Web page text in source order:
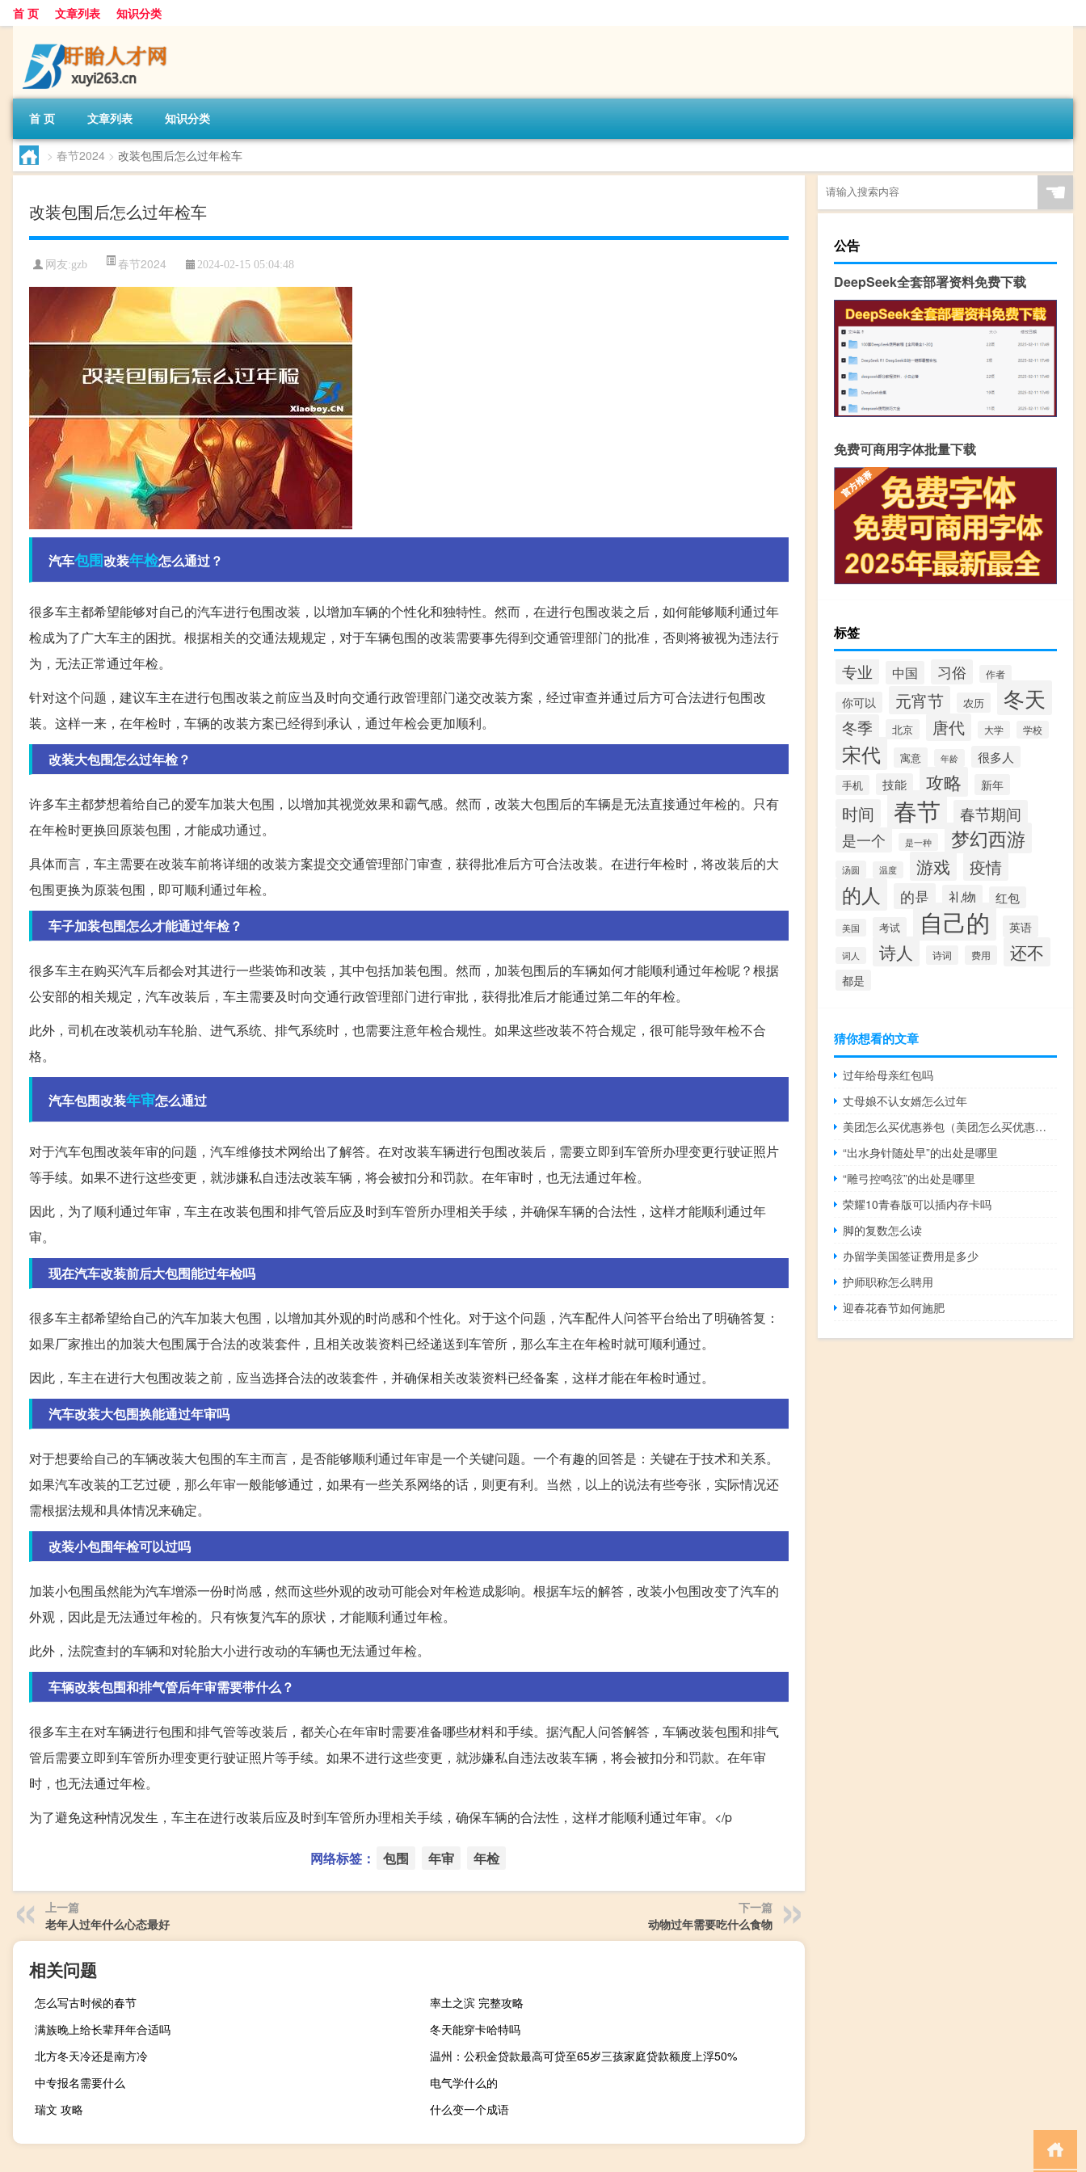
首 页 文章列表 知识分类
首 页 文章列表 知识分类
> 春节2024 > 改装包围后怎么过年检车
改装包围后怎么过年检车
网友:gzb 春节2024 2024-02-15 05:04:48
汽车包围改装年检怎么通过？
很多车主都希望能够对自己的汽车进行包围改装，以增加车辆的个性化和独特性。然而，在进行包围改装之后，如何能够顺利通过年
检成为了广大车主的困扰。根据相关的交通法规规定，对于车辆包围的改装需要事先得到交通管理部门的批准，否则将被视为违法行
为，无法正常通过年检。
针对这个问题，建议车主在进行包围改装之前应当及时向交通行政管理部门递交改装方案，经过审查并通过后方可合法进行包围改
装。这样一来，在年检时，车辆的改装方案已经得到承认，通过年检会更加顺利。
改装大包围怎么过年检？
许多车主都梦想着给自己的爱车加装大包围，以增加其视觉效果和霸气感。然而，改装大包围后的车辆是无法直接通过年检的。只有
在年检时更换回原装包围，才能成功通过。
具体而言，车主需要在改装车前将详细的改装方案提交交通管理部门审查，获得批准后方可合法改装。在进行年检时，将改装后的大
包围更换为原装包围，即可顺利通过年检。
车子加装包围怎么才能通过年检？
很多车主在购买汽车后都会对其进行一些装饰和改装，其中包括加装包围。然而，加装包围后的车辆如何才能顺利通过年检呢？根据
公安部的相关规定，汽车改装后，车主需要及时向交通行政管理部门进行审批，获得批准后才能通过第二年的年检。
此外，司机在改装机动车轮胎、进气系统、排气系统时，也需要注意年检合规性。如果这些改装不符合规定，很可能导致年检不合
格。
汽车包围改装年审怎么通过
对于汽车包围改装年审的问题，汽车维修技术网给出了解答。在对改装车辆进行包围改装后，需要立即到车管所办理变更行驶证照片
等手续。如果不进行这些变更，就涉嫌私自违法改装车辆，将会被扣分和罚款。在年审时，也无法通过年检。
因此，为了顺利通过年审，车主在改装包围和排气管后应及时到车管所办理相关手续，并确保车辆的合法性，这样才能顺利通过年
审。
现在汽车改装前后大包围能过年检吗
很多车主都希望给自己的汽车加装大包围，以增加其外观的时尚感和个性化。对于这个问题，汽车配件人问答平台给出了明确答复：
如果厂家推出的加装大包围属于合法的改装套件，且相关改装资料已经递送到车管所，那么车主在年检时就可顺利通过。
因此，车主在进行大包围改装之前，应当选择合法的改装套件，并确保相关改装资料已经备案，这样才能在年检时通过。
汽车改装大包围换能通过年审吗
对于想要给自己的车辆改装大包围的车主而言，是否能够顺利通过年审是一个关键问题。一个有趣的回答是：关键在于技术和关系。
如果汽车改装的工艺过硬，那么年审一般能够通过，如果有一些关系网络的话，则更有利。当然，以上的说法有些夸张，实际情况还
需根据法规和具体情况来确定。
改装小包围年检可以过吗
加装小包围虽然能为汽车增添一份时尚感，然而这些外观的改动可能会对年检造成影响。根据车坛的解答，改装小包围改变了汽车的
外观，因此是无法通过年检的。只有恢复汽车的原状，才能顺利通过年检。
此外，法院查封的车辆和对轮胎大小进行改动的车辆也无法通过年检。
车辆改装包围和排气管后年审需要带什么？
很多车主在对车辆进行包围和排气管等改装后，都关心在年审时需要准备哪些材料和手续。据汽配人问答解答，车辆改装包围和排气
管后需要立即到车管所办理变更行驶证照片等手续。如果不进行这些变更，就涉嫌私自违法改装车辆，将会被扣分和罚款。在年审
时，也无法通过年检。
为了避免这种情况发生，车主在进行改装后应及时到车管所办理相关手续，确保车辆的合法性，这样才能顺利通过年审。</p
网络标签： 包围 年审 年检
上一篇
老年人过年什么心态最好
下一篇
动物过年需要吃什么食物
相关问题
怎么写古时候的春节
率土之滨 完整攻略
满族晚上给长辈拜年合适吗
冬天能穿卡哈特吗
北方冬天冷还是南方冷
温州：公积金贷款最高可贷至65岁三孩家庭贷款额度上浮50%
中专报名需要什么
电气学什么的
瑞文 攻略
什么变一个成语
☚
公告
DeepSeek全套部署资料免费下载
免费可商用字体批量下载
标签
专业 中国 习俗 作者
你可以 元宵节 农历 冬天
冬季 北京 唐代 大学 学校
宋代 寓意 年龄 很多人
手机 技能 攻略 新年
时间 春节 春节期间
是一个 是一种 梦幻西游
汤圆 温度 游戏 疫情
的人 的是 礼物 红包
美国 考试 自己的 英语
词人 诗人 诗词 费用 还不
都是
猜你想看的文章
过年给母亲红包吗
丈母娘不认女婿怎么过年
美团怎么买优惠券包（美团怎么买优惠券）
“出水身针随处早”的出处是哪里
“雕弓控鸣弦”的出处是哪里
荣耀10青春版可以插内存卡吗
脚的复数怎么读
办留学美国签证费用是多少
护师职称怎么聘用
迎春花春节如何施肥